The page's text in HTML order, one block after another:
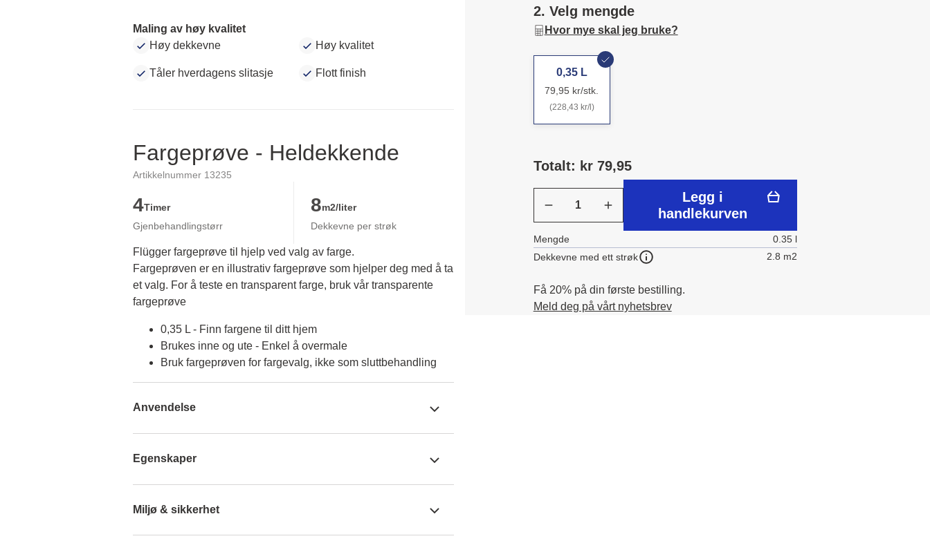
Maling av høy kvalitet
Høy dekkevne
Høy kvalitet
Tåler hverdagens slitasje Flott finish
Fargeprøve - Heldekkende
Artikkelnummer 13235
4Timer
Gjenbehandlingstørr
8m2/liter
Dekkevne per strøk
Flügger fargeprøve til hjelp ved valg av farge.
Fargeprøven er en illustrativ fargeprøve som hjelper deg med å ta
et valg. For å teste en transparent farge, bruk vår transparente
fargeprøve
0,35 L - Finn fargene til ditt hjem
Brukes inne og ute - Enkel å overmale
Bruk fargeprøven for fargevalg, ikke som sluttbehandling
Anvendelse
Egenskaper
Miljø & sikkerhet
2. Velg mengde
Hvor mye skal jeg bruke?
0,35 L
79,95 kr/stk.
(228,43 kr/l)
Totalt: kr 79,95
Legg i
handlekurven
Mengde
0.35 l
Dekkevne med ett strøk
2.8 m2
Få 20% på din første bestilling.
Meld deg på vårt nyhetsbrev